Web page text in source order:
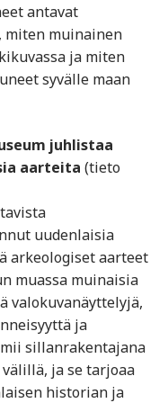
antavat
miten muinainen
ja miten
syvälle maan
juhlistaa
aarteita (tieto
uudenlaisia
arkeologiset aarteet
muassa muinaisia
valokuvanäyttelyjä,
ja
sillanrakentajana
ja se tarjoaa
historian ja